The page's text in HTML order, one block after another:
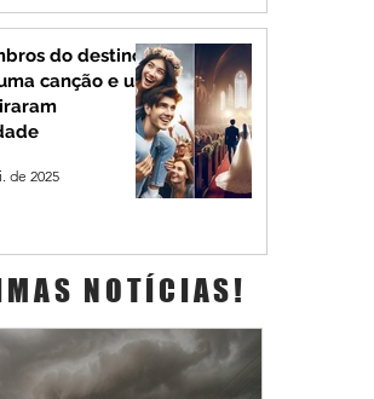
do destino:
canção e um
de 2025
NOTÍCIAS!